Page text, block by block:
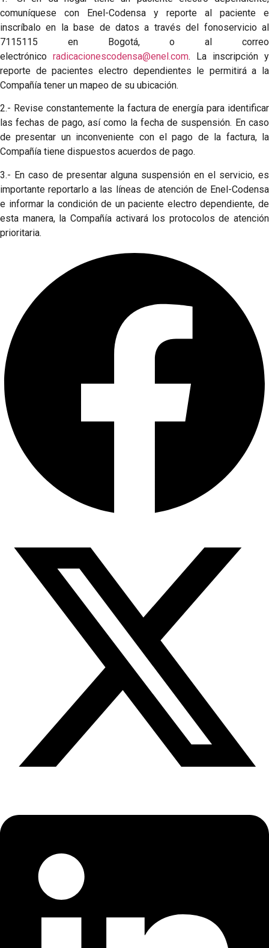
comuníquese con Enel-Codensa y reporte al paciente e
inscríbalo en la base de datos a través del fonoservicio al
7115115 en Bogotá, o al correo
electrónico radicacionescodensa@enel.com. La inscripción y
reporte de pacientes electro dependientes le permitirá a la
Compañía tener un mapeo de su ubicación.
2.- Revise constantemente la factura de energía para identificar
las fechas de pago, así como la fecha de suspensión. En caso
de presentar un inconveniente con el pago de la factura, la
Compañía tiene dispuestos acuerdos de pago.
3.- En caso de presentar alguna suspensión en el servicio, es
importante reportarlo a las líneas de atención de Enel-Codensa
e informar la condición de un paciente electro dependiente, de
esta manera, la Compañía activará los protocolos de atención
prioritaria.